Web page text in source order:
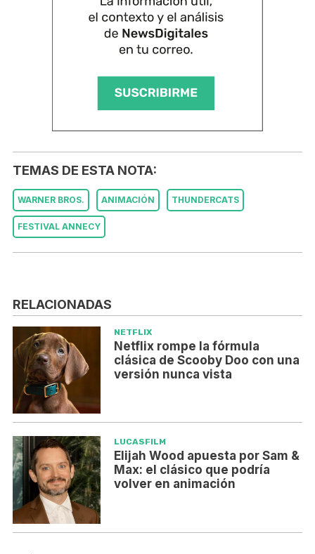
TEMAS DE ESTA NOTA:
WARNER BROS. ANIMACIÓN THUNDERCATS
FESTIVAL ANNECY
RELACIONADAS
NETFLIX
Netflix rompe la fórmula
clásica de Scooby Doo con una
versión nunca vista
LUCASFILM
Elijah Wood apuesta por Sam &
Max: el clásico que podría
volver en animación